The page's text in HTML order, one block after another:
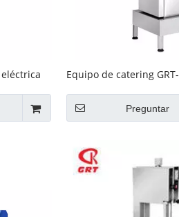
Equipo de catering
Preguntar